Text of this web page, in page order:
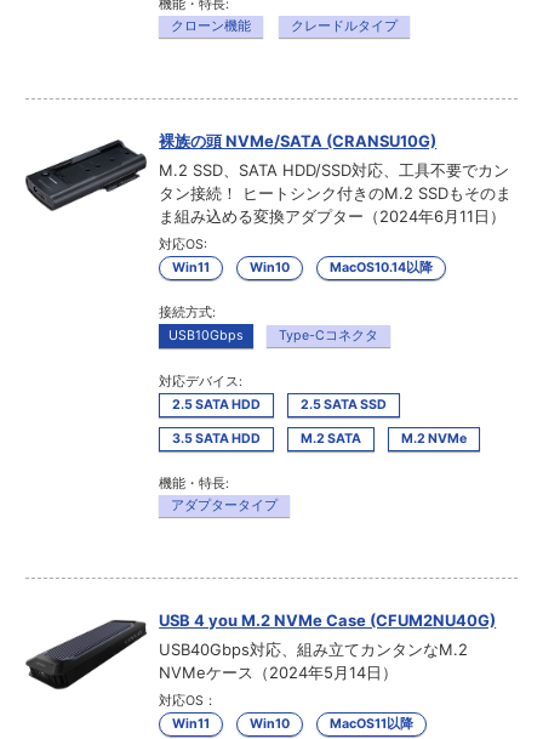
機能・特長:
クローン機能
クレードルタイプ
裸族の頭 NVMe/SATA (CRANSU10G)
M.2 SSD、SATA HDD/SSD対応、工具不要でカン
タン接続！ ヒートシンク付きのM.2 SSDもそのま
ま組み込める変換アダプター（2024年6月11日）
対応OS:
Win11
Win10 MacOS10.14以降
接続方式:
USB10Gbps
Type-Cコネクタ
対応デバイス:
2.5 SATA HDD
2.5 SATA SSD
3.5 SATA HDD M.2 SATA M.2 NVMe
機能・特長:
アダプタータイプ
USB 4 you M.2 NVMe Case (CFUM2NU40G)
USB40Gbps対応、組み立てカンタンなM.2
NVMeケース（2024年5月14日）
対応OS：
Win11
Win10 MacOS11以降